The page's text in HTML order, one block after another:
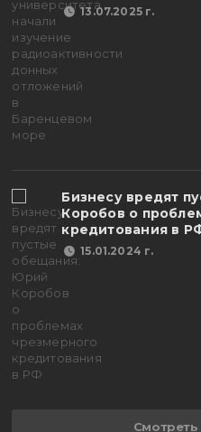
13.07.2025 г.
Бизнесу вредят
Коробов о
кредитования в
15.01.2024 г.
Смотреть